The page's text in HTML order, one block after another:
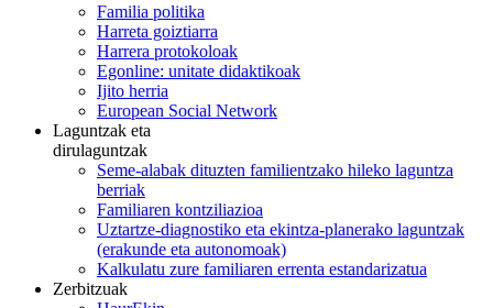
Familia politika
Harreta goiztiarra
Harrera protokoloak
Egonline: unitate didaktikoak
Ijito herria
European Social Network
Laguntzak eta
dirulaguntzak
Seme-alabak dituzten familientzako hileko laguntza
berriak
Familiaren kontziliazioa
Uztartze-diagnostiko eta ekintza-planerako laguntzak
(erakunde eta autonomoak)
Kalkulatu zure familiaren errenta estandarizatua
Zerbitzuak